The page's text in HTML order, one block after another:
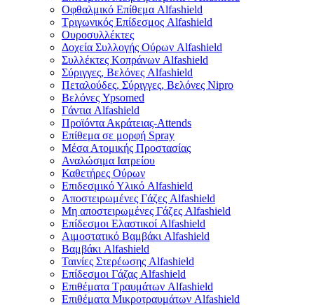
Οφθαλμικό Eπίθεμα Alfashield
Τριγωνικός Επίδεσμος Alfashield
Ουροσυλλέκτες
Δοχεία Συλλογής Ούρων Alfashield
Συλλέκτες Κοπράνων Alfashield
Σύριγγες, Βελόνες Alfashield
Πεταλούδες, Σύριγγες, Βελόνες Nipro
Βελόνες Ypsomed
Γάντια Alfashield
Προϊόντα Ακράτειας-Attends
Επίθεμα σε μορφή Spray
Μέσα Ατομικής Προστασίας
Αναλώσιμα Ιατρείου
Καθετήρες Ούρων
Επιδεσμικό Υλικό Alfashield
Αποστειρωμένες Γάζες Alfashield
Μη αποστειρωμένες Γάζες Alfashield
Επίδεσμοι Ελαστικοί Alfashield
Αιμοστατικό Βαμβάκι Alfashield
Βαμβάκι Alfashield
Ταινίες Στερέωσης Alfashield
Επίδεσμοι Γάζας Alfashield
Επιθέματα Τραυμάτων Alfashield
Επιθέματα Μικροτραυμάτων Alfashield